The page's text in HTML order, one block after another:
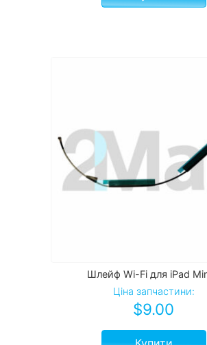
Шлейф Wi-Fi для iPad
Ціна запчастини:
$9.00